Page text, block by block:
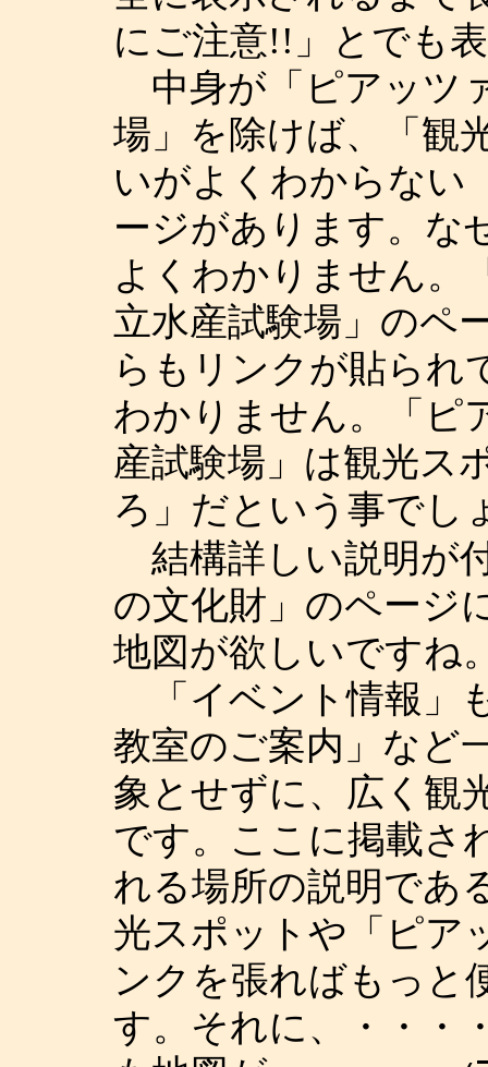
にご注意!!」とでも
中身が「ピアッツ
場」を除けば、「観
いがよくわからない
ージがあります。な
よくわかりません。
立水産試験場」のペ
らもリンクが貼られ
わかりません。「ピ
産試験場」は観光ス
ろ」だという事で
結構詳しい説明が
の文化財」のページ
地図が欲しいですね
「イベント情報」
教室のご案内」など
象とせずに、広く観
です。ここに掲載さ
れる場所の説明であ
光スポットや「ピア
ンクを張ればもっと
す。それに、・・・